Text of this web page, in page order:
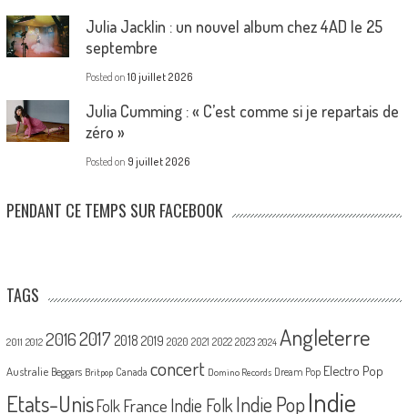
Julia Jacklin : un nouvel album chez 4AD le 25
septembre
Posted on 10 juillet 2026
Julia Cumming : « C’est comme si je repartais de
zéro »
Posted on 9 juillet 2026
PENDANT CE TEMPS SUR FACEBOOK
TAGS
2011 2012 20162017 2018 2019 2020 2021 2022 2023 2024 Angleterre
Australie Beggars Britpop Canada concert Domino Records Dream Pop Electro Pop
Etats-UnisFolk France Indie FolkIndie PopIndie